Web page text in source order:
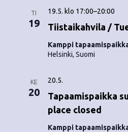
TI
19 Tiistaikahvila /
19.5. klo 17:00–20:00
Kamppi
Helsinki, Suomi
KE
20
Tapaamispaikka
place closed
20.5.
Kamppi